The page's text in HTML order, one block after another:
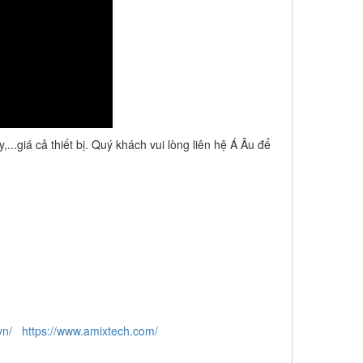
cả thiết bị. Quý khách vui lòng liên hệ Á Âu để
https://www.amixtech.com/